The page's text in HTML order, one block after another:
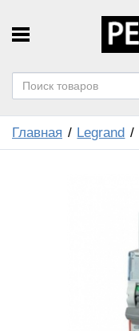
Главная Legrand